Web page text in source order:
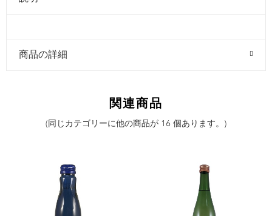
商品の詳細
関連商品
(同じカテゴリーに他の商品が 16 個あります。)